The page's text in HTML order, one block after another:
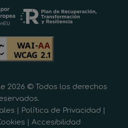
2026 © Todos los derechos
Política de Privacidad
Accesibilidad